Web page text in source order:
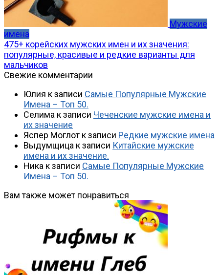
Мужские
имена
475+ корейских мужских имен и их значения:
популярные, красивые и редкие варианты для
мальчиков
Свежие комментарии
Юлия к записи Самые Популярные Мужские
Имена – Топ 50.
Селима к записи Чеченские мужские имена и
их значение
Яспер Моглот к записи Редкие мужские имена
Выдумщица к записи Китайские мужские
имена и их значение.
Ника к записи Самые Популярные Мужские
Имена – Топ 50.
Вам также может понравиться